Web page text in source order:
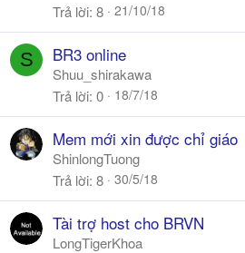
Trả lời 8 21/10/18
S BR3 online
Shuu_shirakawa
Trả lời 0 18/7/18
Mem mới xin được chỉ giáo
ShinlongTuong
Trả lời 8 30/5/18
Tài trợ host cho BRVN
LongTigerKhoa